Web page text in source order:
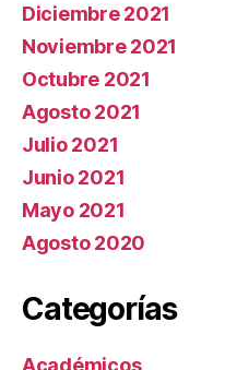
Diciembre 2021
Noviembre 2021
Octubre 2021
Agosto 2021
Julio 2021
Junio 2021
Mayo 2021
Agosto 2020
Categorías
Académicos